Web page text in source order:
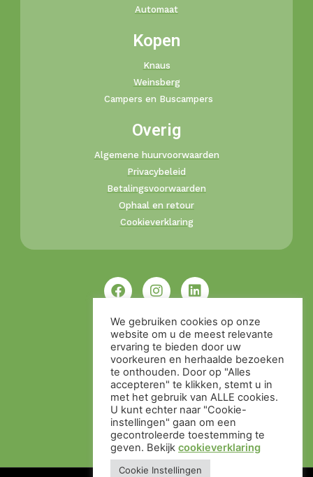
Automaat
Kopen
Knaus
Weinsberg
Campers en Buscampers
Overig
Algemene huurvoorwaarden
Privacybeleid
Betalingsvoorwaarden
Ophaal en retour
Cookieverklaring
We gebruiken cookies op onze
website om u de meest relevante
ervaring te bieden door uw
voorkeuren en herhaalde bezoeken
te onthouden. Door op "Alles
accepteren" te klikken, stemt u in
met het gebruik van ALLE cookies.
U kunt echter naar "Cookie-
instellingen" gaan om een ​​
gecontroleerde toestemming te
geven. Bekijk cookieverklaring
Cookie Instellingen